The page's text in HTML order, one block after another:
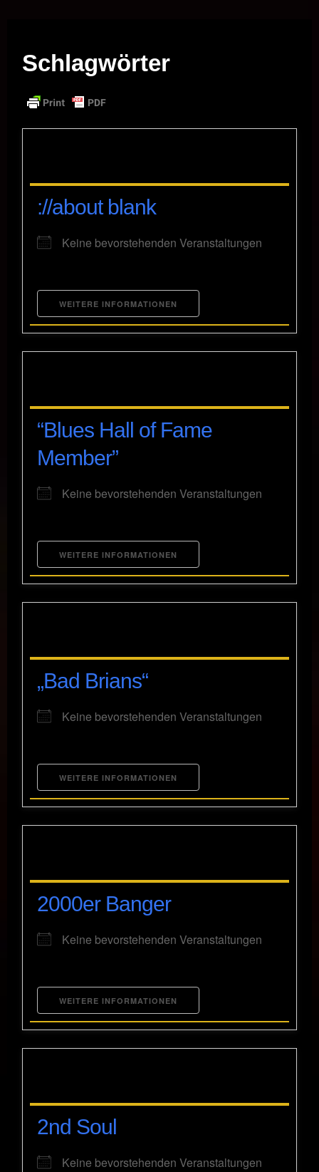
Schlagwörter
://about blank
Keine bevorstehenden Veranstaltungen
WEITERE INFORMATIONEN
“Blues Hall of Fame
Member”
Keine bevorstehenden Veranstaltungen
WEITERE INFORMATIONEN
„Bad Brians“
Keine bevorstehenden Veranstaltungen
WEITERE INFORMATIONEN
2000er Banger
Keine bevorstehenden Veranstaltungen
WEITERE INFORMATIONEN
2nd Soul
Keine bevorstehenden Veranstaltungen